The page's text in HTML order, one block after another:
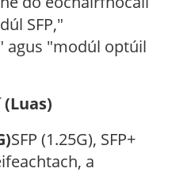
SFP,"
agus "modúl optúil
SFP (1.25G), SFP+
a